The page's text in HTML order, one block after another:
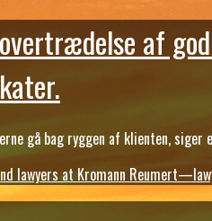
af
gå bag ryggen af klienten,
lawyers at Kromann